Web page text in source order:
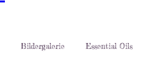
Bildergalerie Essential Oils